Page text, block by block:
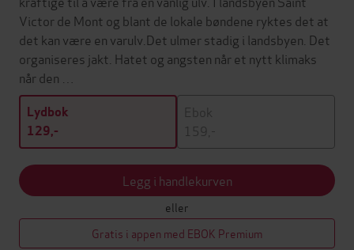
Victor de Mont og blant de lokale bøndene ryktes det at
det kan være en varulv.Det ulmer stadig i landsbyen. Det
organiseres jakt. Hatet og angsten når et nytt klimaks
når den …
Lydbok
129,-
Ebok
159,-
Legg i handlekurven
eller
Gratis i appen med EBOK Premium